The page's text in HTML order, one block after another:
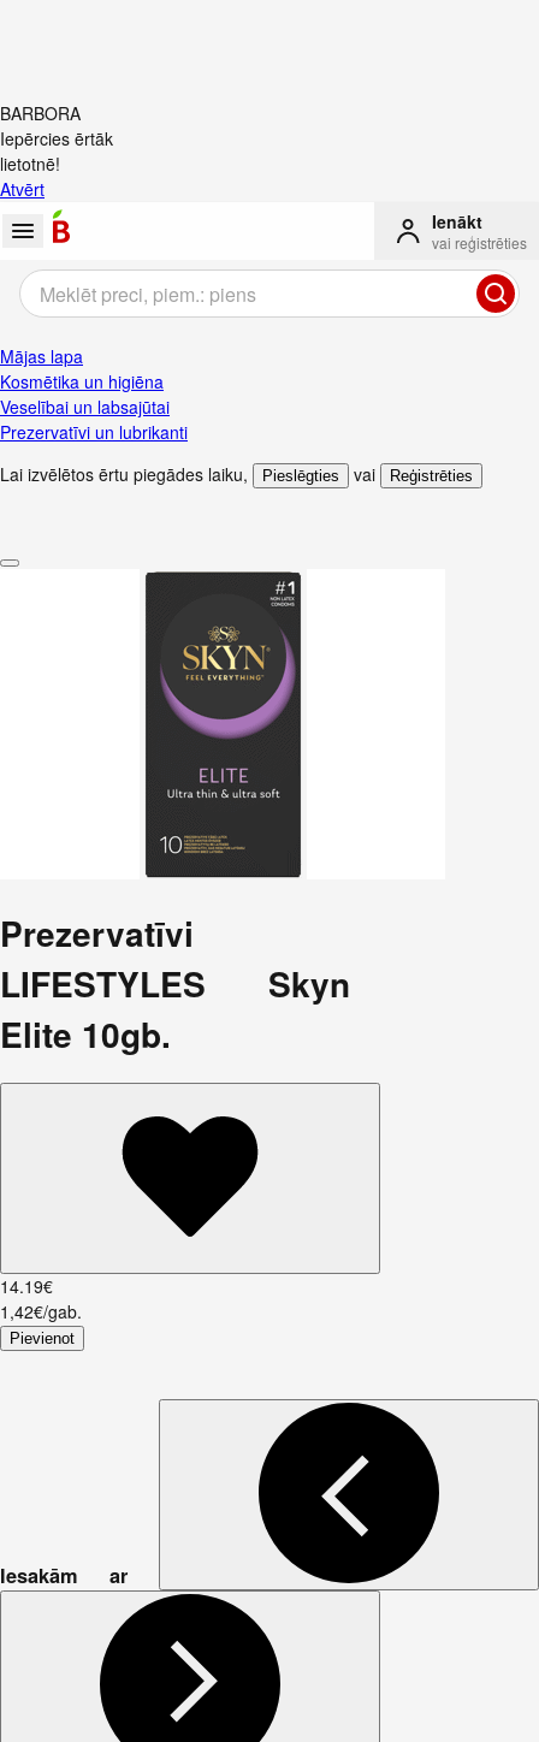
BARBORA
Iepērcies ērtāk
lietotnē!
Atvērt
Ienākt
vai reģistrēties
Mājas lapa
Kosmētika un higiēna
Veselībai un labsajūtai
Prezervatīvi un lubrikanti
Lai izvēlētos ērtu piegādes laiku, Pieslēgties vai Reģistrēties
Prezervatīvi
LIFESTYLES Skyn
Elite 10gb.
14.19€
1,42€/gab.
Pievienot
Iesakām ar